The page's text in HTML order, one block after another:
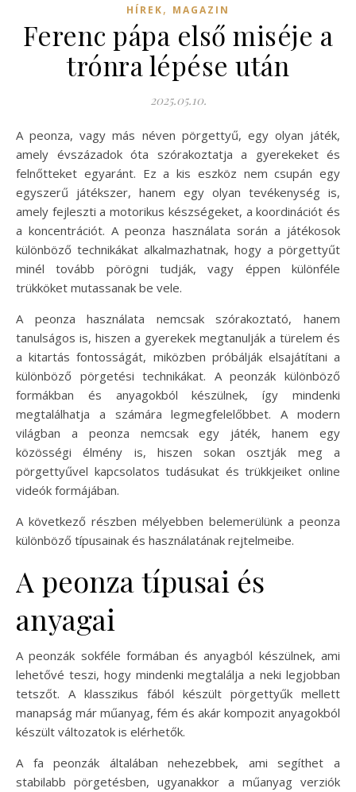
HÍREK, MAGAZIN
Ferenc pápa első miséje a
trónra lépése után
2025.05.10.
A peonza, vagy más néven pörgettyű, egy olyan játék,
amely évszázadok óta szórakoztatja a gyerekeket és
felnőtteket egyaránt. Ez a kis eszköz nem csupán egy
egyszerű játékszer, hanem egy olyan tevékenység is,
amely fejleszti a motorikus készségeket, a koordinációt és
a koncentrációt. A peonza használata során a játékosok
különböző technikákat alkalmazhatnak, hogy a pörgettyűt
minél tovább pörögni tudják, vagy éppen különféle
trükköket mutassanak be vele.
A peonza használata nemcsak szórakoztató, hanem
tanulságos is, hiszen a gyerekek megtanulják a türelem és
a kitartás fontosságát, miközben próbálják elsajátítani a
különböző pörgetési technikákat. A peonzák különböző
formákban és anyagokból készülnek, így mindenki
megtalálhatja a számára legmegfelelőbbet. A modern
világban a peonza nemcsak egy játék, hanem egy
közösségi élmény is, hiszen sokan osztják meg a
pörgettyűvel kapcsolatos tudásukat és trükkjeiket online
videók formájában.
A következő részben mélyebben belemerülünk a peonza
különböző típusainak és használatának rejtelmeibe.
A peonza típusai és
anyagai
A peonzák sokféle formában és anyagból készülnek, ami
lehetővé teszi, hogy mindenki megtalálja a neki legjobban
tetszőt. A klasszikus fából készült pörgettyűk mellett
manapság már műanyag, fém és akár kompozit anyagokból
készült változatok is elérhetők.
A fa peonzák általában nehezebbek, ami segíthet a
stabilabb pörgetésben, ugyanakkor a műanyag verziók